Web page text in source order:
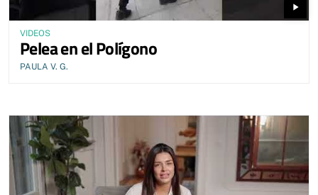
play_arrow
VIDEOS
Pelea en el Polígono
PAULA V. G.